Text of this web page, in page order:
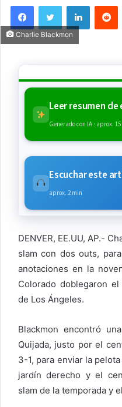
email
FacebookTwitter LinkedIn
Charlie Blackmon
Leer resumen
Generado con IA · aprox. 15
Escuchar este
aprox. 2 min
DENVER, EE.UU, AP.-
slam con dos outs,
anotaciones en la
Colorado doblegaron
de Los Ángeles.
Blackmon encontró
Quijada, justo por el
3-1, para enviar la
jardín derecho y el
slam de la temporada y